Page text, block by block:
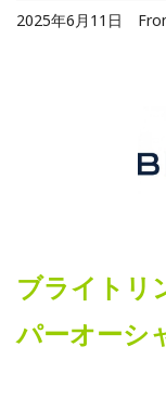
2025年6月11日
ブライトリ
パーオーシ